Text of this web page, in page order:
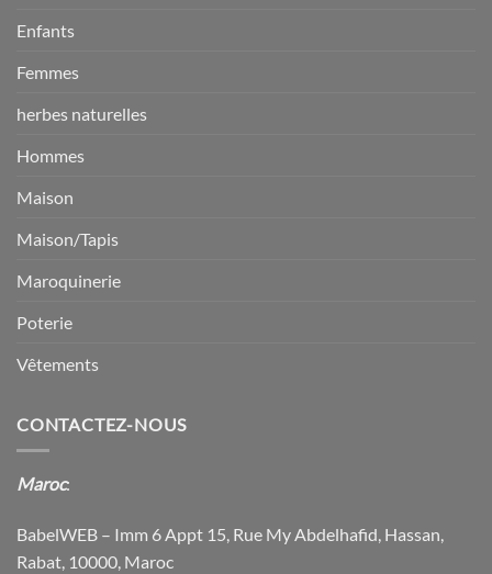
Enfants
Femmes
herbes naturelles
Hommes
Maison
Maison/Tapis
Maroquinerie
Poterie
Vêtements
CONTACTEZ-NOUS
Maroc:
BabelWEB – Imm 6 Appt 15, Rue My Abdelhafid, Hassan,
Rabat, 10000, Maroc